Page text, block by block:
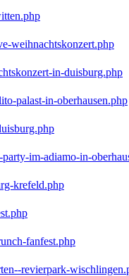
weihnachtskonzert.php
in-duisburg.php
palast-in-oberhausen.php
im-adiamo-in-
krefeld.php
fanfest.php
revierpark-